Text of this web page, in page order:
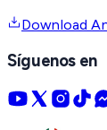
Download
Síguenos en